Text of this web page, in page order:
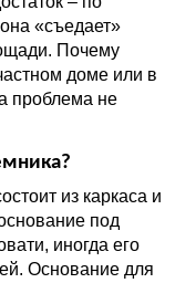
«съедает»
Почему
доме или в
проблема не
из каркаса и
под
иногда его
Основание для